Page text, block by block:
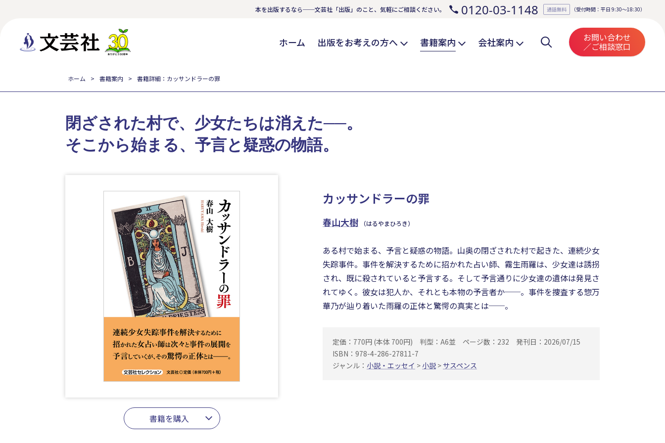
本を出版するなら──文芸社「出版」のこと、気軽にご相談ください。 0120-03-1148 通話無料 （受付時間：平日 9:30～18:30）
ホーム 出版をお考えの方へ 書籍案内 会社案内 お問い合わせ
／ご相談窓口
ホーム 書籍案内 書籍詳細：カッサンドラーの罪
カッサンドラーの罪
春山大樹 （はるやまひろき）
書籍を購入
閉ざされた村で、少女たちは消えた──。
そこから始まる、予言と疑惑の物語。
ある村で始まる、予言と疑惑の物語。山奥の閉ざされた村で起きた、連続少女
失踪事件。事件を解決するために招かれた占い師、霧生雨羅は、少女達は誘拐
され、既に殺されていると予言する。そして予言通りに少女達の遺体は発見さ
れてゆく。彼女は犯人か、それとも本物の予言者か──。事件を捜査する惣万
華乃が辿り着いた雨羅の正体と驚愕の真実とは──。
定価：770円 (本体 700円) 判型：A6並 ページ数：232
発刊日：2026/07/15
ISBN：978-4-286-27811-7
ジャンル： 小説・エッセイ > 小説 > サスペンス